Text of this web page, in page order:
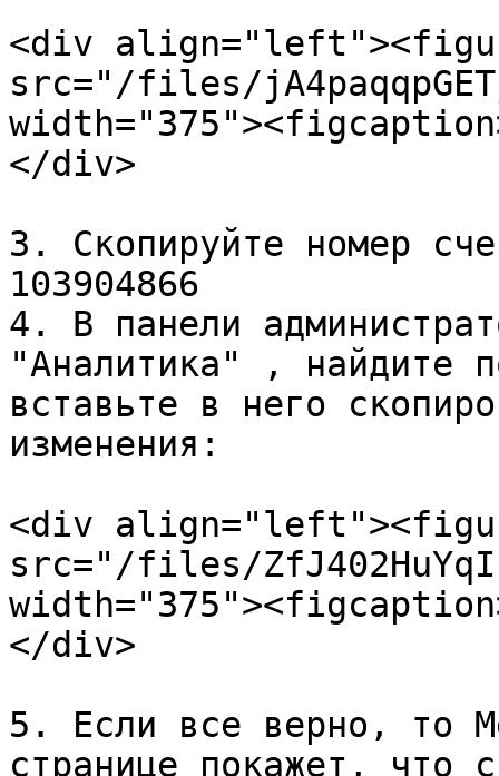
<div
src="/files/
</div>
3. Скопируйте номер
103904866
4. В панели
"Аналитика" , найдите
вставьте в него
изменения:
<div
src="/files/
</div>
5. Если все верно, то
странице покажет, что